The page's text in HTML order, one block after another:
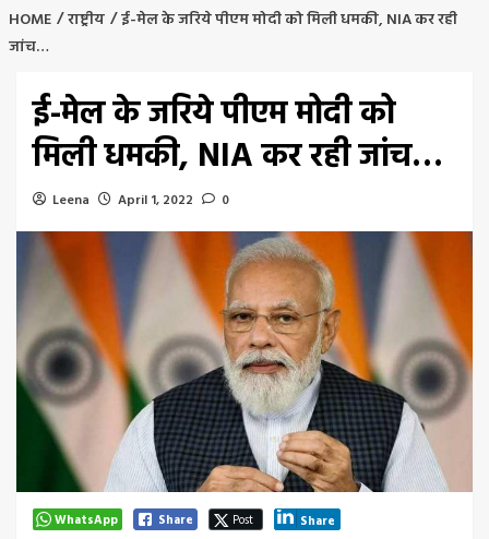
HOME राष्ट्रीय
ई-मेल के जरिये पीएम मोदी को मिली धमकी, NIA कर रही
जांच…
ई-मेल के जरिये पीएम मोदी को
मिली धमकी, NIA कर रही जांच…
Leena April 1, 2022 0
WhatsApp Share Post Share